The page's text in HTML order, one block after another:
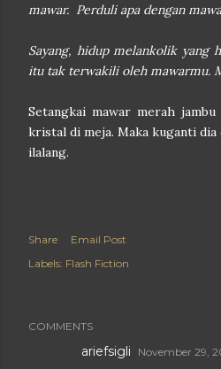
mawar. Perduli apa dengan
Sayang, hidup melankolik yang
itu tak terwakili oleh mawarmu.
Setangkai mawar merah
kristal di meja. Maka kuganti
ilalang.
Share
Email Post
Labels: Flash Fiction
COMMENTS
ariefsigli November 29,